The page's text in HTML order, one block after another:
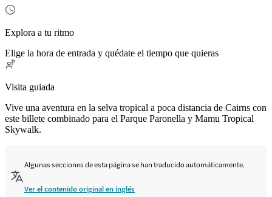
Explora a tu ritmo
Elige la hora de entrada y quédate el tiempo que quieras
Visita guiada
Vive una aventura en la selva tropical a poca distancia de Cairns con
este billete combinado para el Parque Paronella y Mamu Tropical
Skywalk.
Algunas secciones de esta página se han traducido automáticamente.
Ver el contenido original en inglés